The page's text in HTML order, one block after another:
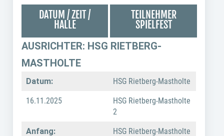
DATUM / ZEIT /
HALLE
TEILNEHMER
SPIELFEST
AUSRICHTER: HSG RIETBERG-
MASTHOLTE
Datum: HSG Rietberg-Mastholte
16.11.2025
HSG Rietberg-Mastholte
2
Anfang:
HSG Rietberg-Mastholte